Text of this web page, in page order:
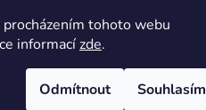
tohoto webu
informacízde.
Odmítnout Souhlasím